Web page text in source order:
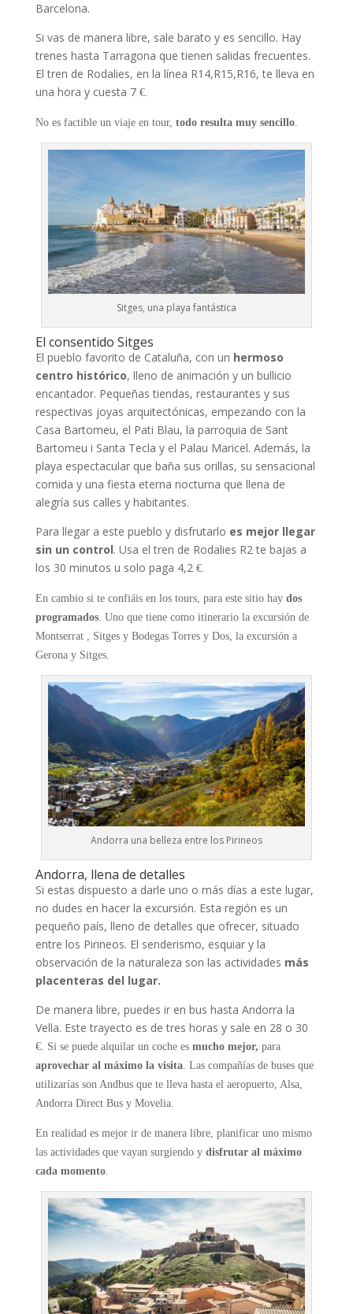
Barcelona.
Si vas de manera libre, sale barato y es sencillo. Hay
trenes hasta Tarragona que tienen salidas frecuentes.
El tren de Rodalies, en la línea R14,R15,R16, te lleva en
una hora y cuesta 7 €.
No es factible un viaje en tour, todo resulta muy sencillo.
Sitges, una playa fantástica
El consentido Sitges
El pueblo favorito de Cataluña, con un hermoso
centro histórico, lleno de animación y un bullicio
encantador. Pequeñas tiendas, restaurantes y sus
respectivas joyas arquitectónicas, empezando con la
Casa Bartomeu, el Pati Blau, la parroquia de Sant
Bartomeu i Santa Tecla y el Palau Maricel. Además, la
playa espectacular que baña sus orillas, su sensacional
comida y una fiesta eterna nocturna que llena de
alegría sus calles y habitantes.
Para llegar a este pueblo y disfrutarlo es mejor llegar
sin un control. Usa el tren de Rodalies R2 te bajas a
los 30 minutos u solo paga 4,2 €.
En cambio si te confiáis en los tours, para este sitio hay dos
programados. Uno que tiene como itinerario la excursión de
Montserrat , Sitges y Bodegas Torres y Dos, la excursión a
Gerona y Sitges.
Andorra una belleza entre los Pirineos
Andorra, llena de detalles
Si estas dispuesto a darle uno o más días a este lugar,
no dudes en hacer la excursión. Esta región es un
pequeño país, lleno de detalles que ofrecer, situado
entre los Pirineos. El senderismo, esquiar y la
observación de la naturaleza son las actividades más
placenteras del lugar.
De manera libre, puedes ir en bus hasta Andorra la
Vella. Este trayecto es de tres horas y sale en 28 o 30
€. Si se puede alquilar un coche esmucho mejor, para
aprovechar al máximo la visita. Las compañías de buses que
utilizarías son Andbus que te lleva hasta el aeropuerto, Alsa,
Andorra Direct Bus y Movelia.
En realidad es mejor ir de manera libre, planificar uno mismo
las actividades que vayan surgiendo y disfrutar al máximo
cada momento.